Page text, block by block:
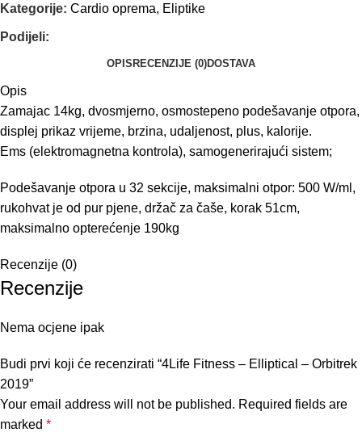
Kategorije: Cardio oprema, Eliptike
Podijeli:
OPIS RECENZIJE (0)DOSTAVA
Opis
Zamajac 14kg, dvosmjerno, osmostepeno podešavanje otpora,
displej prikaz vrijeme, brzina, udaljenost, plus, kalorije.
Ems (elektromagnetna kontrola), samogenerirajući sistem;
Podešavanje otpora u 32 sekcije, maksimalni otpor: 500 W/ml,
rukohvat je od pur pjene, držač za čaše, korak 51cm,
maksimalno opterećenje 190kg
Recenzije (0)
Recenzije
Nema ocjene ipak
Budi prvi koji će recenzirati “4Life Fitness – Elliptical – Orbitrek
2019”
Your email address will not be published. Required fields are
marked *